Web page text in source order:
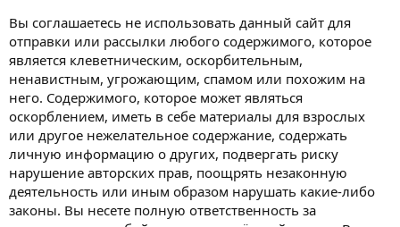
Вы соглашаетесь не использовать данный сайт для
отправки или рассылки любого содержимого, которое
является клеветническим, оскорбительным,
ненавистным, угрожающим, спамом или похожим на
него. Содержимого, которое может являться
оскорблением, иметь в себе материалы для взрослых
или другое нежелательное содержание, содержать
личную информацию о других, подвергать риску
нарушение авторских прав, поощрять незаконную
деятельность или иным образом нарушать какие-либо
законы. Вы несете полную ответственность за